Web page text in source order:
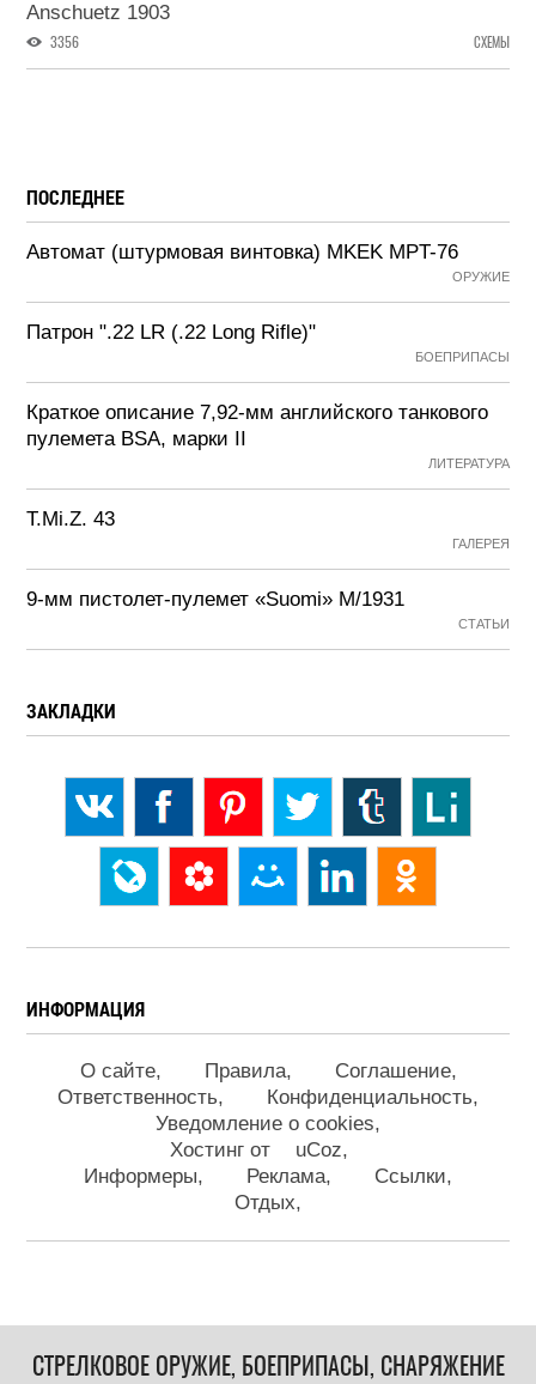
Anschuetz 1903
3356 СХЕМЫ
ПОСЛЕДНЕЕ
Автомат (штурмовая винтовка) MKEK MPT-76
ОРУЖИЕ
Патрон ".22 LR (.22 Long Rifle)"
БОЕПРИПАСЫ
Краткое описание 7,92-мм английского танкового
пулемета BSA, марки II
ЛИТЕРАТУРА
T.Mi.Z. 43
ГАЛЕРЕЯ
9-мм пистолет-пулемет «Suomi» М/1931
СТАТЬИ
ЗАКЛАДКИ
ИНФОРМАЦИЯ
О сайте Правила
Соглашение
Ответственность
Конфиденциальность
Уведомление о cookies
Хостинг от
uCoz
Информеры
Реклама
Ссылки
Отдых
СТРЕЛКОВОЕ ОРУЖИЕ, БОЕПРИПАСЫ, СНАРЯЖЕНИЕ